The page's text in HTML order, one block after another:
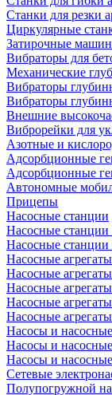
Станки для резки
Циркулярные
Затирочные
Вибраторы для
Механические
Вибраторы
Вибраторы
Внешние
Виброрейки для
Азотные и
Адсорбционные
Адсорбционные
Автономные
Прицепы
Насосные станции
Насосные
Насосные
Насосные
Насосные
Насосные
Насосные
Насосные
Насосы и
Насосы и
Насосы и
Сетевые
Полупогружной